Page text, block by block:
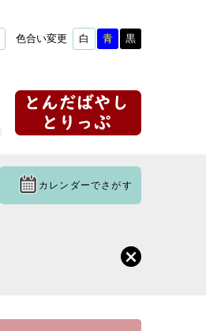
色合い変更 白 青 黒
カレンダーでさがす